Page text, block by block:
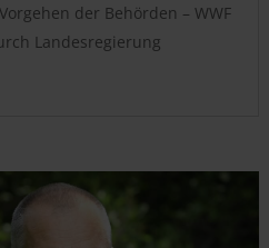
der Behörden – WWF
Landesregierung